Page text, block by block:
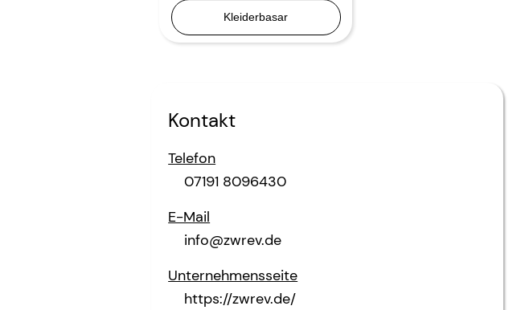
Kleiderbasar
Kontakt
Telefon
07191 8096430
E-Mail
info@zwrev.de
Unternehmensseite
https://zwrev.de/